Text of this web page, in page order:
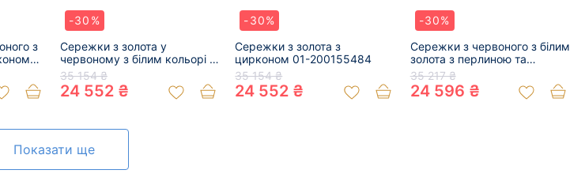
з
-30%
Сережки з золота у
червоному з білим кольорі з
цирконом 01-200110889
35 154 ₴
24 552 ₴
-30%
Сережки з золота з
цирконом 01-200155484
35 154 ₴
24 552 ₴
-30%
Сережки з червоного з білим
золота з перлиною та
цирконом 01-200179047
35 217 ₴
24 596 ₴
Показати ще